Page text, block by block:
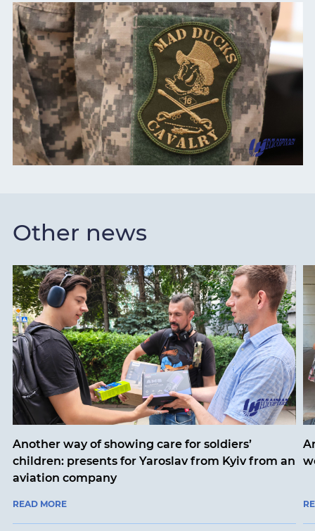
Other news
Another way of showing care for soldiers’
children: presents for Yaroslav from Kyiv from an
aviation company
READ MORE